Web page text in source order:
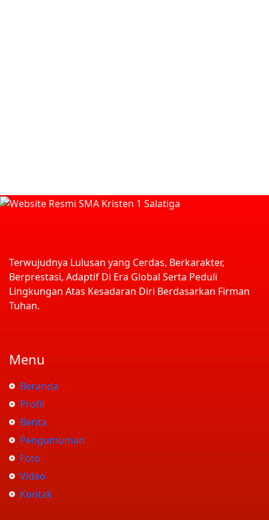
Terwujudnya Lulusan yang Cerdas, Berkarakter,
Berprestasi, Adaptif Di Era Global Serta Peduli
Lingkungan Atas Kesadaran Diri Berdasarkan Firman
Tuhan.
Menu
Beranda
Profil
Berita
Pengumuman
Foto
Video
Kontak